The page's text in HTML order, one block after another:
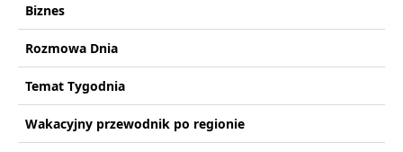
Biznes
Rozmowa Dnia
Temat Tygodnia
Wakacyjny przewodnik po regionie